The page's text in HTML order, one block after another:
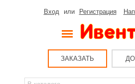
Вход или Регистрация
ЗАКАЗАТЬ